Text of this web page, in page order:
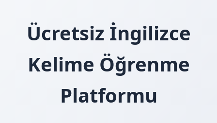
Ücretsiz İngilizce
Kelime Öğrenme
Platformu